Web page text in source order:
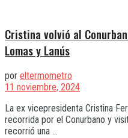
Cristina volvió al
Lomas y Lanús
por eltermometro
11 noviembre, 2024
La ex vicepresidenta Cristina
recorrida por el Conurbano y
recorrió una ...